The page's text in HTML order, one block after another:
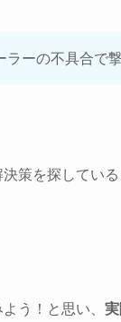
ラーの不具合で
策を探してい
う！と思い、